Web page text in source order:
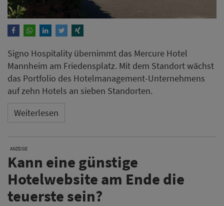
Signo Hospitality übernimmt das Mercure Hotel
Mannheim am Friedensplatz. Mit dem Standort wächst
das Portfolio des Hotelmanagement-Unternehmens
auf zehn Hotels an sieben Standorten.
Weiterlesen
ANZEIGE
Kann eine günstige
Hotelwebsite am Ende die
teuerste sein?